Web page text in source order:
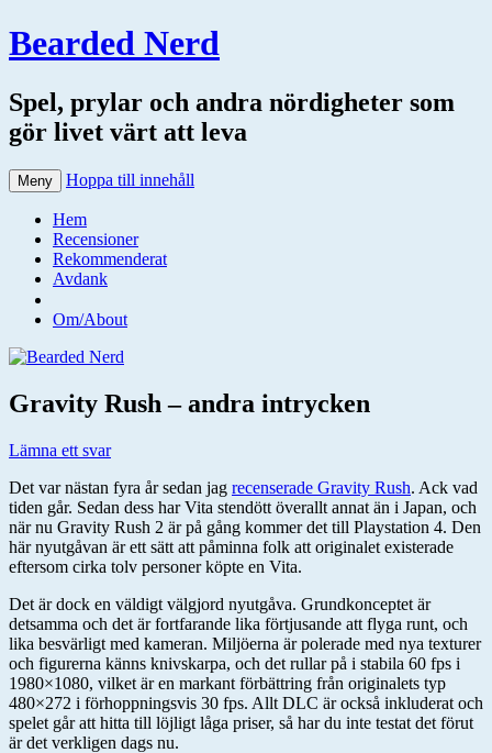
Bearded Nerd
Spel, prylar och andra nördigheter som
gör livet värt att leva
Meny Hoppa till innehåll
Hem
Recensioner
Rekommenderat
Avdank
Om/About
Gravity Rush – andra intrycken
Lämna ett svar
Det var nästan fyra år sedan jag recenserade Gravity Rush. Ack vad
tiden går. Sedan dess har Vita stendött överallt annat än i Japan, och
när nu Gravity Rush 2 är på gång kommer det till Playstation 4. Den
här nyutgåvan är ett sätt att påminna folk att originalet existerade
eftersom cirka tolv personer köpte en Vita.
Det är dock en väldigt välgjord nyutgåva. Grundkonceptet är
detsamma och det är fortfarande lika förtjusande att flyga runt, och
lika besvärligt med kameran. Miljöerna är polerade med nya texturer
och figurerna känns knivskarpa, och det rullar på i stabila 60 fps i
1980×1080, vilket är en markant förbättring från originalets typ
480×272 i förhoppningsvis 30 fps. Allt DLC är också inkluderat och
spelet går att hitta till löjligt låga priser, så har du inte testat det förut
är det verkligen dags nu.